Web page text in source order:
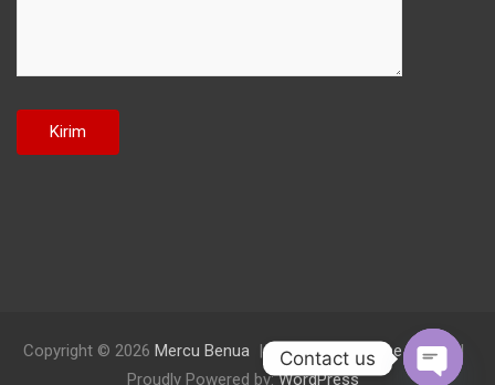
Copyright © 2026 Mercu Benua Theme by: Theme Horse
Proudly Powered by:WordPress
Contact us